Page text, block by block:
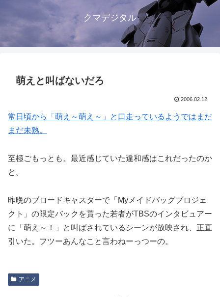
クマデジタル
萌えと叫ばないだろ
2006.02.12
常日頃から「萌え～萌え～」と口走っているようではまだ
まだ未熟。
至極ごもっとも。最近感じていた違和感はこれだったのか
と。
昨晩のブロードキャスターで「Myメイドバッグプロジェ
クト」の限定バックを貰った若者がTBSのインタビュアー
に「萌え～！」と叫ばされているシーンが放映され、正直
引いた。フツーあんなこと言わねーっつーの。
アニメ